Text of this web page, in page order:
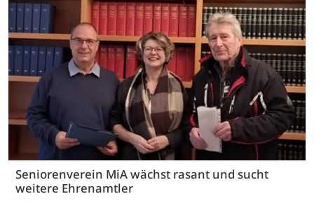
Seniorenverein MiA wächst rasant und sucht
weitere Ehrenamtler